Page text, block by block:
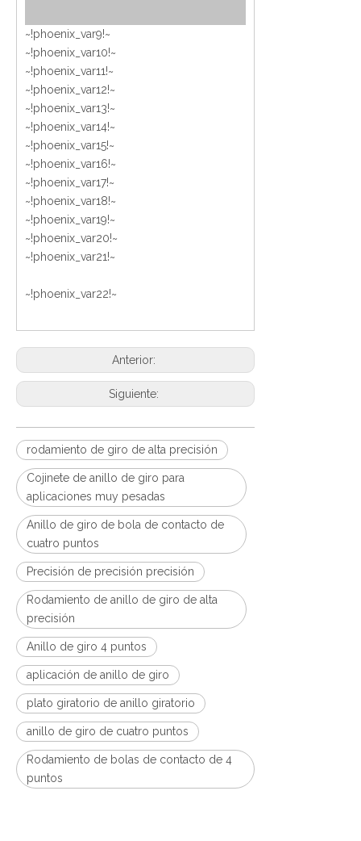
~!phoenix_var9!~
~!phoenix_var10!~
~!phoenix_var11!~
~!phoenix_var12!~
~!phoenix_var13!~
~!phoenix_var14!~
~!phoenix_var15!~
~!phoenix_var16!~
~!phoenix_var17!~
~!phoenix_var18!~
~!phoenix_var19!~
~!phoenix_var20!~
~!phoenix_var21!~
~!phoenix_var22!~
Anterior:
Siguiente:
rodamiento de giro de alta precisión
Cojinete de anillo de giro para
aplicaciones muy pesadas
Anillo de giro de bola de contacto de
cuatro puntos
Precisión de precisión precisión
Rodamiento de anillo de giro de alta
precisión
Anillo de giro 4 puntos
aplicación de anillo de giro
plato giratorio de anillo giratorio
anillo de giro de cuatro puntos
Rodamiento de bolas de contacto de 4
puntos